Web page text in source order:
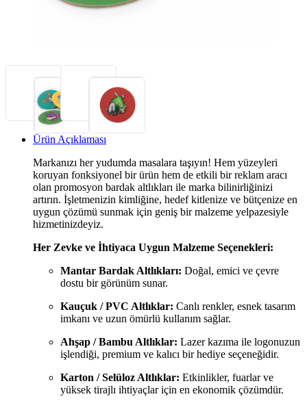
Ürün Açıklaması
Markanızı her yudumda masalara taşıyın! Hem yüzeyleri
koruyan fonksiyonel bir ürün hem de etkili bir reklam aracı
olan promosyon bardak altlıkları ile marka bilinirliğinizi
artırın. İşletmenizin kimliğine, hedef kitlenize ve bütçenize en
uygun çözümü sunmak için geniş bir malzeme yelpazesiyle
hizmetinizdeyiz.
Her Zevke ve İhtiyaca Uygun Malzeme Seçenekleri:
Mantar Bardak Altlıkları: Doğal, emici ve çevre
dostu bir görünüm sunar.
Kauçuk / PVC Altlıklar: Canlı renkler, esnek tasarım
imkanı ve uzun ömürlü kullanım sağlar.
Ahşap / Bambu Altlıklar: Lazer kazıma ile logonuzun
işlendiği, premium ve kalıcı bir hediye seçeneğidir.
Karton / Selüloz Altlıklar: Etkinlikler, fuarlar ve
yüksek tirajlı ihtiyaçlar için en ekonomik çözümdür.